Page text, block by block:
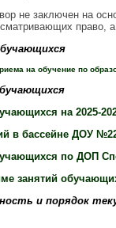
не заключен на
право,
на обучение по
на 2025-
в бассейне ДОУ
по ДОП
занятий
и порядок